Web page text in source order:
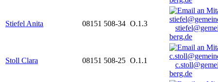
Stiefel Anita 08151 508-34 O.1.3
berg.de
Stoll Clara 08151 508-25 O.1.1
berg.de